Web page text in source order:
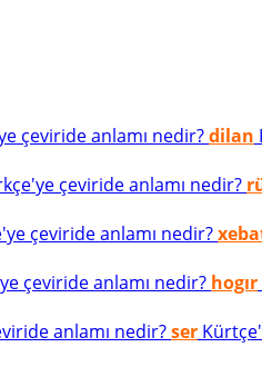
çeviride anlamı nedir?dilan
çeviride anlamı nedir?
çeviride anlamı nedir?
çeviride anlamı nedir? hogır
anlamı nedir?ser